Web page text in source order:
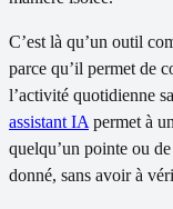
C’est là qu’un outil
parce qu’il permet de
l’activité quotidienne
assistant IA permet à
quelqu’un pointe ou
donné, sans avoir à